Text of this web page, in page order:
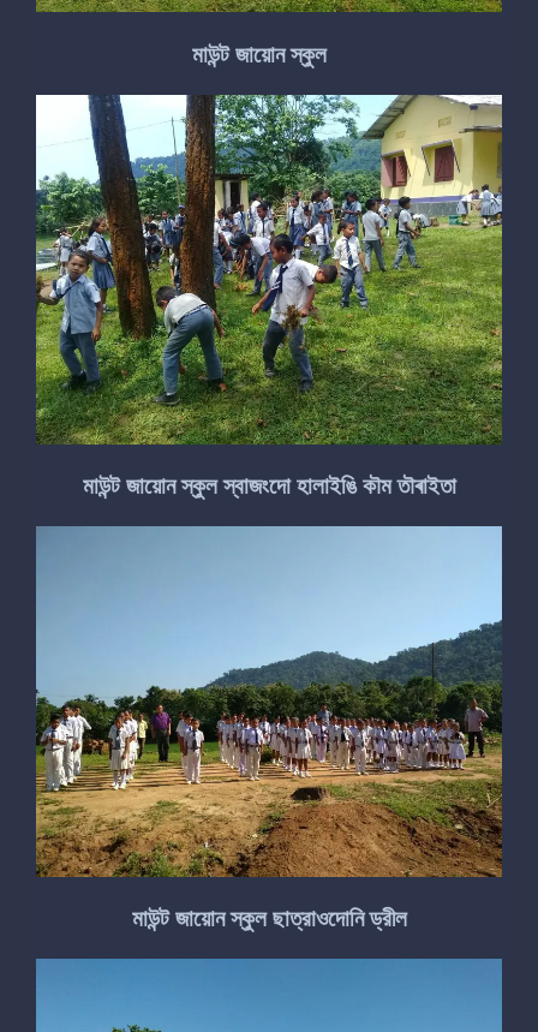
মাউন্ট জায়োন স্কুল
মাউন্ট জায়োন স্কুল স্বাজংদো হালাইঙি কৗম তৗৰাইতা
মাউন্ট জায়োন স্কুল ছাত্রাওদোনি ড্রীল